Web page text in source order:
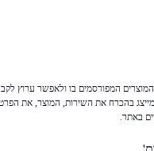
המפורסמים בו ולאפשר ערוץ
בהכרח את השירות, המוצר, את
באתר.